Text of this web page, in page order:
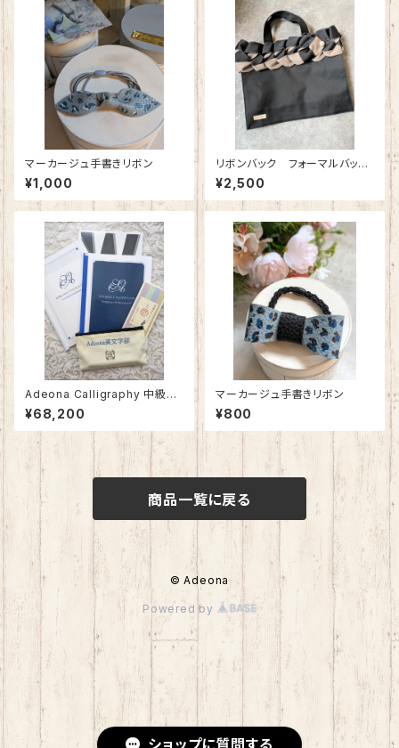
ショップに質問する
マーカージュ手書きリボン
¥1,000
リボンバック フォーマルバッ
ク 特別展示品
¥2,500
Adeona Calligraphy 中級コ
ース 《2025/4月後半スター
ト》
¥68,200
マーカージュ手書きリボン
¥800
商品一覧に戻る
© Adeona
Powered by